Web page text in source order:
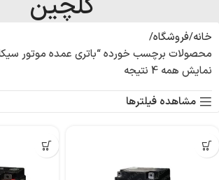
خانه فروشگاه
محصولات برچسب خورده “باتری عمده موتور
نمایش همه 4 نتیجه
مشاهده فیلترها